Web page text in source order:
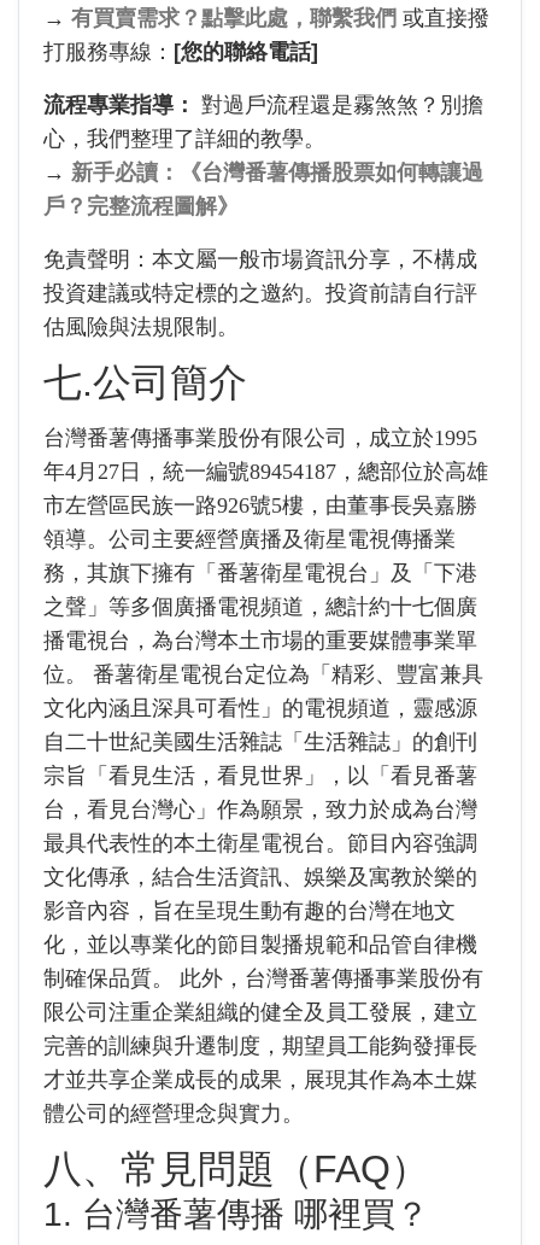
→ 有買賣需求？點擊此處，聯繫我們 或直接撥
打服務專線： [您的聯絡電話]
流程專業指導： 對過戶流程還是霧煞煞？別擔
心，我們整理了詳細的教學。
→ 新手必讀：《台灣番薯傳播股票如何轉讓過
戶？完整流程圖解》
免責聲明：本文屬一般市場資訊分享，不構成
投資建議或特定標的之邀約。投資前請自行評
估風險與法規限制。
七.公司簡介
台灣番薯傳播事業股份有限公司，成立於1995
年4月27日，統一編號89454187，總部位於高雄
市左營區民族一路926號5樓，由董事長吳嘉勝
領導。公司主要經營廣播及衛星電視傳播業
務，其旗下擁有「番薯衛星電視台」及「下港
之聲」等多個廣播電視頻道，總計約十七個廣
播電視台，為台灣本土市場的重要媒體事業單
位。 番薯衛星電視台定位為「精彩、豐富兼具
文化內涵且深具可看性」的電視頻道，靈感源
自二十世紀美國生活雜誌「生活雜誌」的創刊
宗旨「看見生活，看見世界」，以「看見番薯
台，看見台灣心」作為願景，致力於成為台灣
最具代表性的本土衛星電視台。節目內容強調
文化傳承，結合生活資訊、娛樂及寓教於樂的
影音內容，旨在呈現生動有趣的台灣在地文
化，並以專業化的節目製播規範和品管自律機
制確保品質。 此外，台灣番薯傳播事業股份有
限公司注重企業組織的健全及員工發展，建立
完善的訓練與升遷制度，期望員工能夠發揮長
才並共享企業成長的成果，展現其作為本土媒
體公司的經營理念與實力。
八、常見問題（FAQ）
1. 台灣番薯傳播 哪裡買？